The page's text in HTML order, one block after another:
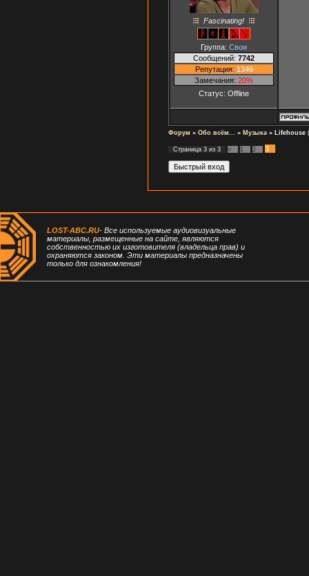
Fascinating!
Группа: Свои
Сообщений: 7742
Репутация: 1346
Замечания: 20%
Статус: Offline
Форум » Обо всём... » Музыка » Lifehouse
Страница 3 из 3 « 1 2 3
LOST-ABC.RU- Все используемые аудиовизуальные
материалы, размещенные на сайте, являются
собственностью их изготовителя (владельца прав) и
охраняются законом. Эти материалы предназначены
только для ознакомления!